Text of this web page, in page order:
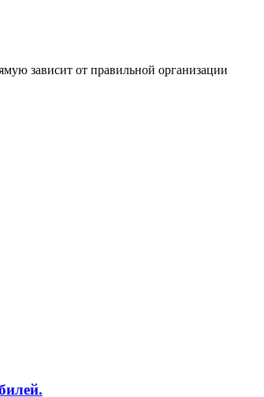
зависит от правильной организации